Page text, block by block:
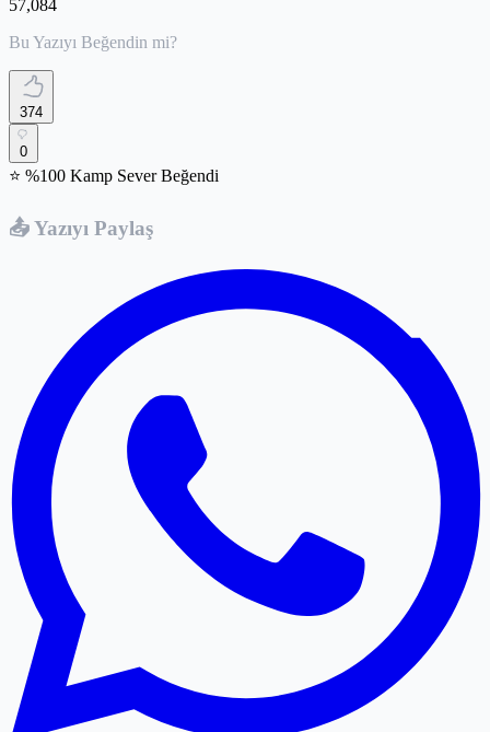
57,084
Bu Yazıyı Beğendin mi?
374
0
⭐ %100 Kamp Sever Beğendi
📤 Yazıyı Paylaş